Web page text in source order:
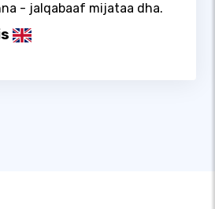
- jalqabaaf mijataa dha.